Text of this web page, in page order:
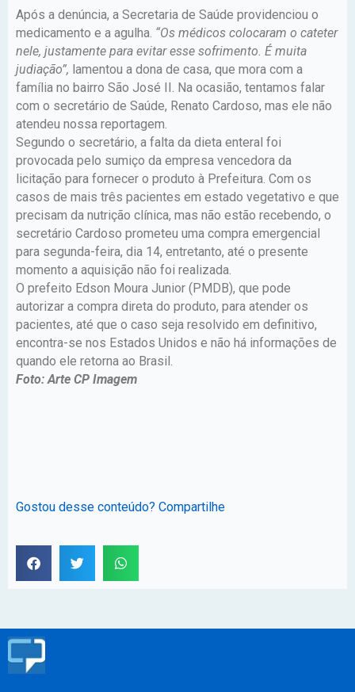
Após a denúncia, a Secretaria de Saúde providenciou o
medicamento e a agulha. “Os médicos colocaram o cateter
nele, justamente para evitar esse sofrimento. É muita
judiação”, lamentou a dona de casa, que mora com a
família no bairro São José II. Na ocasião, tentamos falar
com o secretário de Saúde, Renato Cardoso, mas ele não
atendeu nossa reportagem.
Segundo o secretário, a falta da dieta enteral foi
provocada pelo sumiço da empresa vencedora da
licitação para fornecer o produto à Prefeitura. Com os
casos de mais três pacientes em estado vegetativo e que
precisam da nutrição clínica, mas não estão recebendo, o
secretário Cardoso prometeu uma compra emergencial
para segunda-feira, dia 14, entretanto, até o presente
momento a aquisição não foi realizada.
O prefeito Edson Moura Junior (PMDB), que pode
autorizar a compra direta do produto, para atender os
pacientes, até que o caso seja resolvido em definitivo,
encontra-se nos Estados Unidos e não há informações de
quando ele retorna ao Brasil.
Foto: Arte CP Imagem
Gostou desse conteúdo? Compartilhe